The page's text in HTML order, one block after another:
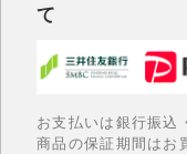
て
お支払いは銀行振込
商品の保証期間はお